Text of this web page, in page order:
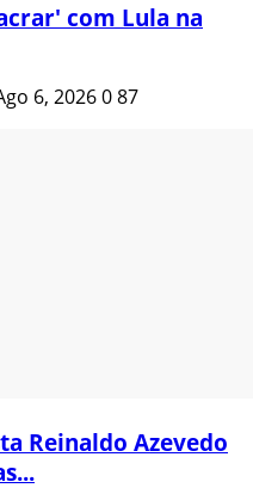
com Lula na
6, 2026087
Reinaldo Azevedo